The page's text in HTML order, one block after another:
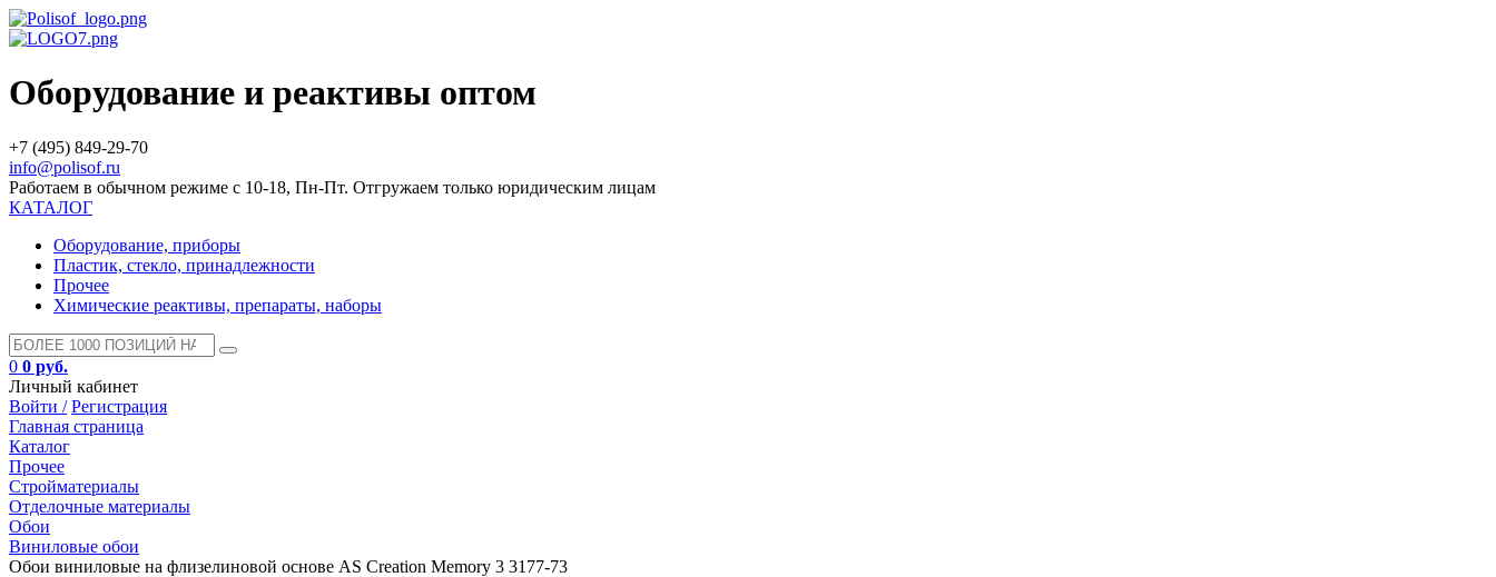
Оборудование и реактивы оптом
+7 (495) 849-29-70
info@polisof.ru
Работаем в обычном режиме с 10-18, Пн-Пт. Отгружаем только юридическим лицам
КАТАЛОГ
Оборудование, приборы
Пластик, стекло, принадлежности
Прочее
Химические реактивы, препараты, наборы
0 0 руб.
Личный кабинет
Войти / Регистрация
Главная страница
Каталог
Прочее
Стройматериалы
Отделочные материалы
Обои
Виниловые обои
Обои виниловые на флизелиновой основе AS Creation Memory 3 3177-73